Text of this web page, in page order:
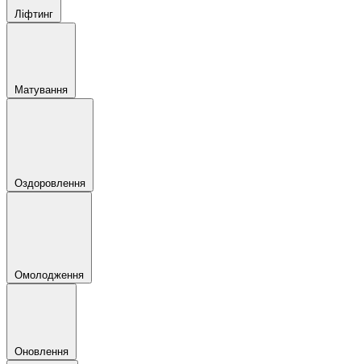
Ліфтинг
Матування
Оздоровлення
Омолодження
Оновлення